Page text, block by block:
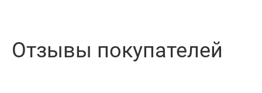
Отзывы покупателей